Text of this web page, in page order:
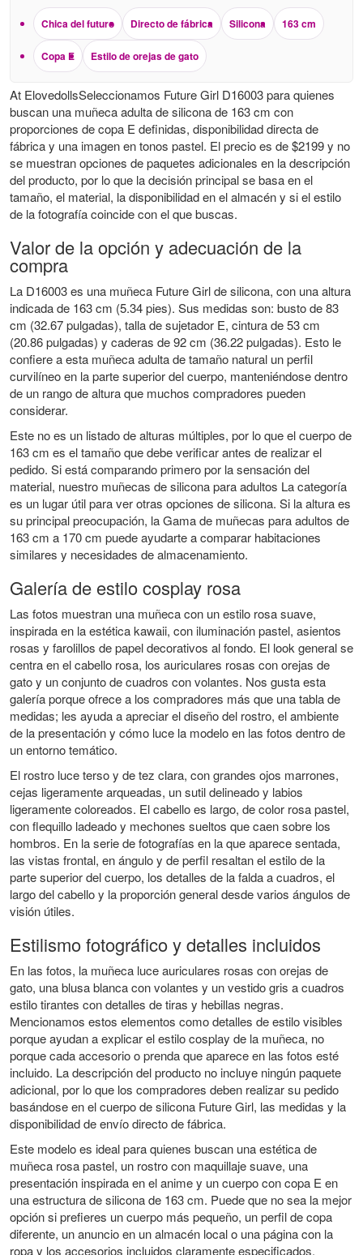
Chica del futuro Directo de fábrica Silicona 163 cm
Copa E Estilo de orejas de gato
At ElovedollsSeleccionamos Future Girl D16003 para quienes
buscan una muñeca adulta de silicona de 163 cm con
proporciones de copa E definidas, disponibilidad directa de
fábrica y una imagen en tonos pastel. El precio es de $2199 y no
se muestran opciones de paquetes adicionales en la descripción
del producto, por lo que la decisión principal se basa en el
tamaño, el material, la disponibilidad en el almacén y si el estilo
de la fotografía coincide con el que buscas.
Valor de la opción y adecuación de la
compra
La D16003 es una muñeca Future Girl de silicona, con una altura
indicada de 163 cm (5.34 pies). Sus medidas son: busto de 83
cm (32.67 pulgadas), talla de sujetador E, cintura de 53 cm
(20.86 pulgadas) y caderas de 92 cm (36.22 pulgadas). Esto le
confiere a esta muñeca adulta de tamaño natural un perfil
curvilíneo en la parte superior del cuerpo, manteniéndose dentro
de un rango de altura que muchos compradores pueden
considerar.
Este no es un listado de alturas múltiples, por lo que el cuerpo de
163 cm es el tamaño que debe verificar antes de realizar el
pedido. Si está comparando primero por la sensación del
material, nuestro muñecas de silicona para adultos La categoría
es un lugar útil para ver otras opciones de silicona. Si la altura es
su principal preocupación, laGama de muñecas para adultos de
163 cm a 170 cm puede ayudarte a comparar habitaciones
similares y necesidades de almacenamiento.
Galería de estilo cosplay rosa
Las fotos muestran una muñeca con un estilo rosa suave,
inspirada en la estética kawaii, con iluminación pastel, asientos
rosas y farolillos de papel decorativos al fondo. El look general se
centra en el cabello rosa, los auriculares rosas con orejas de
gato y un conjunto de cuadros con volantes. Nos gusta esta
galería porque ofrece a los compradores más que una tabla de
medidas; les ayuda a apreciar el diseño del rostro, el ambiente
de la presentación y cómo luce la modelo en las fotos dentro de
un entorno temático.
El rostro luce terso y de tez clara, con grandes ojos marrones,
cejas ligeramente arqueadas, un sutil delineado y labios
ligeramente coloreados. El cabello es largo, de color rosa pastel,
con flequillo ladeado y mechones sueltos que caen sobre los
hombros. En la serie de fotografías en la que aparece sentada,
las vistas frontal, en ángulo y de perfil resaltan el estilo de la
parte superior del cuerpo, los detalles de la falda a cuadros, el
largo del cabello y la proporción general desde varios ángulos de
visión útiles.
Estilismo fotográfico y detalles incluidos
En las fotos, la muñeca luce auriculares rosas con orejas de
gato, una blusa blanca con volantes y un vestido gris a cuadros
estilo tirantes con detalles de tiras y hebillas negras.
Mencionamos estos elementos como detalles de estilo visibles
porque ayudan a explicar el estilo cosplay de la muñeca, no
porque cada accesorio o prenda que aparece en las fotos esté
incluido. La descripción del producto no incluye ningún paquete
adicional, por lo que los compradores deben realizar su pedido
basándose en el cuerpo de silicona Future Girl, las medidas y la
disponibilidad de envío directo de fábrica.
Este modelo es ideal para quienes buscan una estética de
muñeca rosa pastel, un rostro con maquillaje suave, una
presentación inspirada en el anime y un cuerpo con copa E en
una estructura de silicona de 163 cm. Puede que no sea la mejor
opción si prefieres un cuerpo más pequeño, un perfil de copa
diferente, un anuncio en un almacén local o una página con la
ropa y los accesorios incluidos claramente especificados.